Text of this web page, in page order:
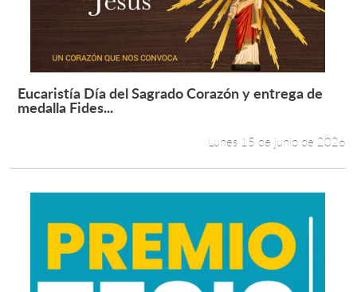
Estudiantes
Académicos
Funcionarios
Alumni
Leer más +
Eucaristía Día del Sagrado Corazón y entrega de
medalla Fides...
Lunes 15 de junio de 2026